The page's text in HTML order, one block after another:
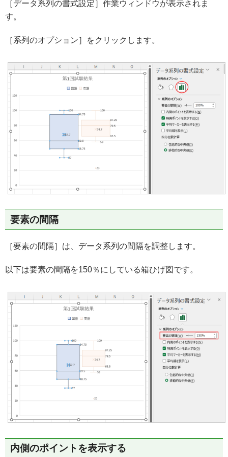
［データ系列の書式設定］作業ウィンドウが表示されま
す。
［系列のオプション］をクリックします。
要素の間隔
［要素の間隔］は、データ系列の間隔を調整します。
以下は要素の間隔を150％にしている箱ひげ図です。
内側のポイントを表示する